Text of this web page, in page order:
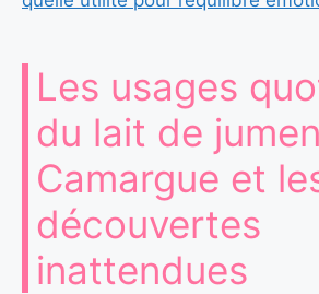
Les usages
du lait de
Camargue et
découvertes
inattendues